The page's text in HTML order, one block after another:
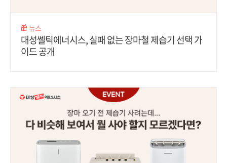
뉴스
대성쎌틱에너시스, 실패 없는 장마철 제습기 선택 가
이드 공개